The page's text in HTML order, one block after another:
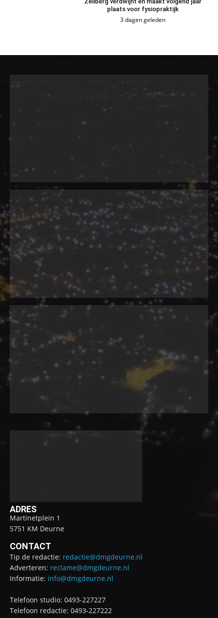
plaats voor fysiopraktijk
3 dagen geleden
ADRES
Martinetplein 1
5751 KM Deurne
CONTACT
Tip de redactie: redactie@dmgdeurne.nl
Adverteren: reclame@dmgdeurne.nl
Informatie: info@dmgdeurne.nl
Telefoon studio: 0493-227227
Telefoon redactie: 0493-227222